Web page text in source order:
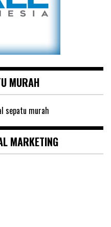
MURAH
MARKETING